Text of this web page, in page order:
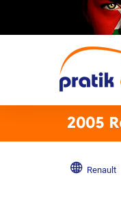
2005
Renault